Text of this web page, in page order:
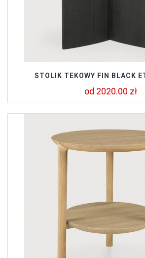
STOLIK TEKOWY FIN BLACK
od 2020.00 zł